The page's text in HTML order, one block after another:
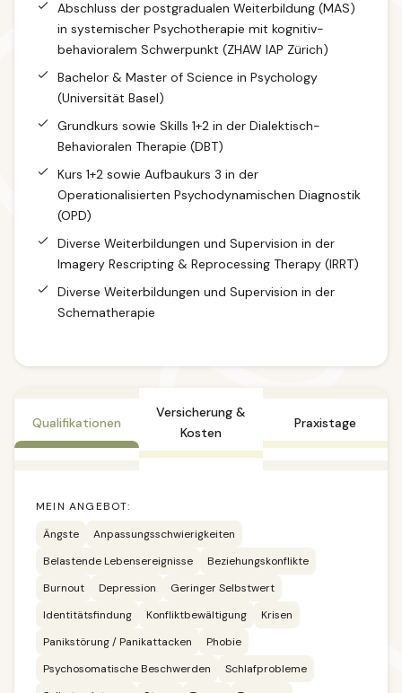
Abschluss der postgradualen Weiterbildung (MAS)
in systemischer Psychotherapie mit kognitiv-
behavioralem Schwerpunkt (ZHAW IAP Zürich)
Bachelor & Master of Science in Psychology
(Universität Basel)
Grundkurs sowie Skills 1+2 in der Dialektisch-
Behavioralen Therapie (DBT)
Kurs 1+2 sowie Aufbaukurs 3 in der
Operationalisierten Psychodynamischen Diagnostik
(OPD)
Diverse Weiterbildungen und Supervision in der
Imagery Rescripting & Reprocessing Therapy (IRRT)
Diverse Weiterbildungen und Supervision in der
Schematherapie
Qualifikationen
Versicherung &
Kosten
Praxistage
MEIN ANGEBOT:
Ängste
Anpassungsschwierigkeiten
Belastende Lebensereignisse
Beziehungskonflikte
Burnout
Depression
Geringer Selbstwert
Identitätsfindung
Konfliktbewältigung
Krisen
Panikstörung / Panikattacken
Phobie
Psychosomatische Beschwerden
Schlafprobleme